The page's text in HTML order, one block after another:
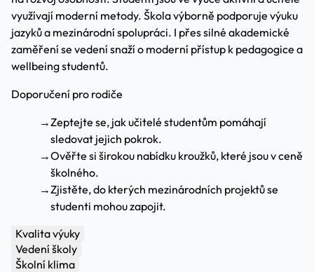
využívají moderní metody. Škola výborně podporuje výuku
jazyků a mezinárodní spolupráci. I přes silné akademické
zaměření se vedení snaží o moderní přístup k pedagogice a
wellbeing studentů.
Doporučení pro rodiče
→Zeptejte se, jak učitelé studentům pomáhají
sledovat jejich pokrok.
→Ověřte si širokou nabídku kroužků, které jsou v ceně
školného.
→Zjistěte, do kterých mezinárodních projektů se
studenti mohou zapojit.
Kvalita výuky
Vedení školy
Školní klima